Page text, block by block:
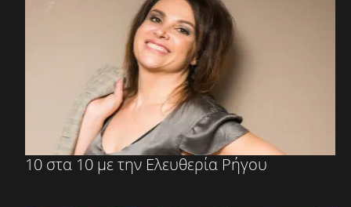
10 στα 10 με την Ελευθερία Ρήγου